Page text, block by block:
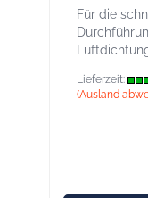
Für die
Lieferzeit:
(Ausland